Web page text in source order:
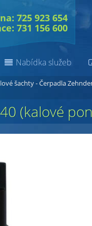
šachty - Čerpadla
(kalové
Nabídka služeb
725 923 654
731 156 600